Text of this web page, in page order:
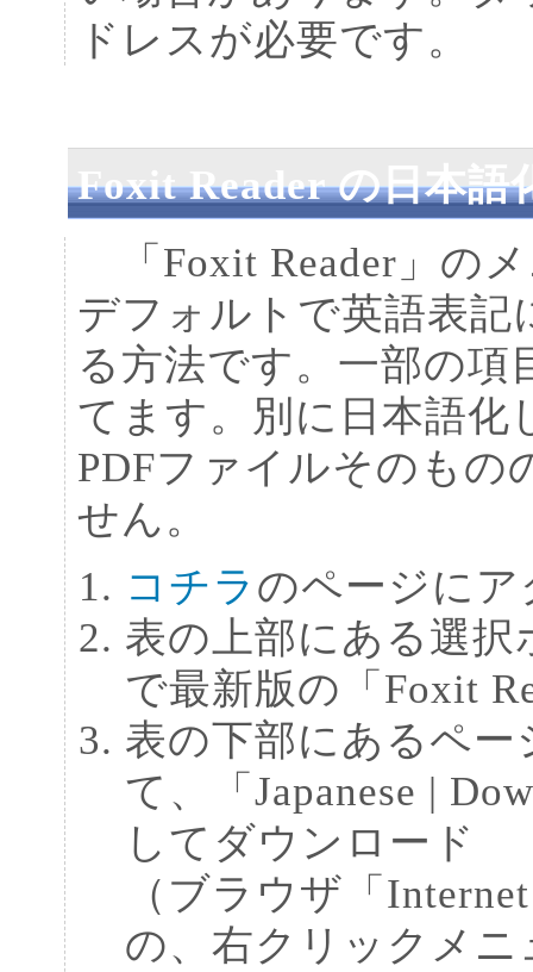
ドレスが必要です。
Foxit Reader の日本語
「Foxit Reader」の
デフォルトで英語表
る方法です。一部の項
てます。別に日本語化
PDFファイルそのもの
せん。
コチラ のページに
表の上部にある選択
で最新版の「Foxit
表の下部にあるペ
て、「Japanese |
してダウンロード
（ブラウザ「
の、右クリックメ